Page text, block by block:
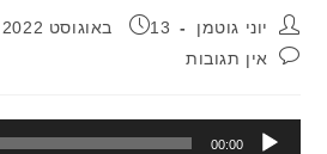
מחבר:יוני גוטמן פורסם:
13 באוגוסט 2022
תגובות:אין תגובות
00:00